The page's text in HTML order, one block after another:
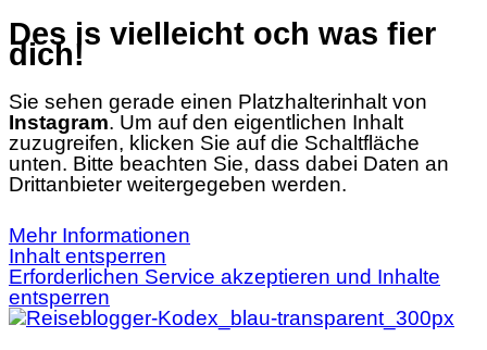
Des is vielleicht och was fier
dich!
Sie sehen gerade einen Platzhalterinhalt von
Instagram. Um auf den eigentlichen Inhalt
zuzugreifen, klicken Sie auf die Schaltfläche
unten. Bitte beachten Sie, dass dabei Daten an
Drittanbieter weitergegeben werden.
Mehr Informationen
Inhalt entsperren
Erforderlichen Service akzeptieren und Inhalte
entsperren